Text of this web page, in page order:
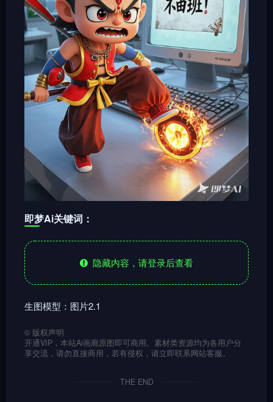
即梦Ai关键词：
隐藏内容，请登录后查看
生图模型：图片2.1
© 版权声明
开通VIP，本站Ai画廊原图即可商用。素材类资源均为各用户分
享交流，请勿直接商用，若有侵权，请立即联系网站客服。
THE END